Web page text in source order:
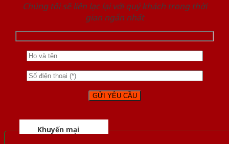
Chúng tôi sẽ liên lạc lại với quý khách trong thời
gian ngắn nhất
Khuyến mại